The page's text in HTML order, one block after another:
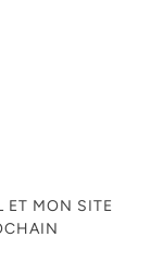
ET MON SITE